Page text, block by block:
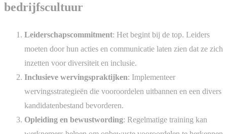
bedrijfscultuur
Leiderschapscommitment: Het begint bij de top. Leiders
moeten door hun acties en communicatie laten zien dat ze zich
inzetten voor diversiteit en inclusie.
Inclusieve wervingspraktijken: Implementeer
wervingsstrategieën die vooroordelen uitbannen en een divers
kandidatenbestand bevorderen.
Opleiding en bewustwording: Regelmatige training kan